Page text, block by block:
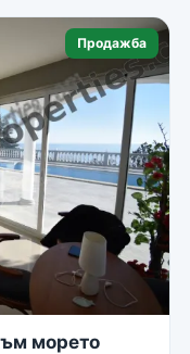
Продажба
морето